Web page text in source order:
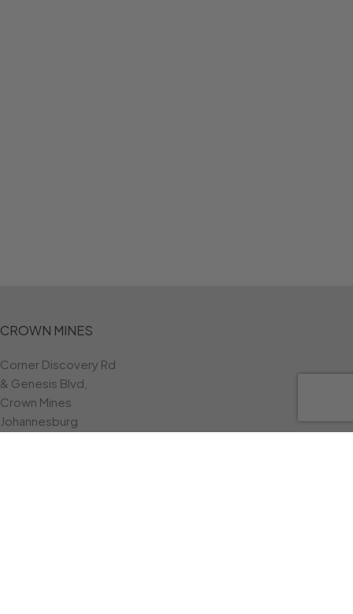
CROWN MINES
Corner Discovery Rd
& Genesis Blvd,
Crown Mines
Johannesburg